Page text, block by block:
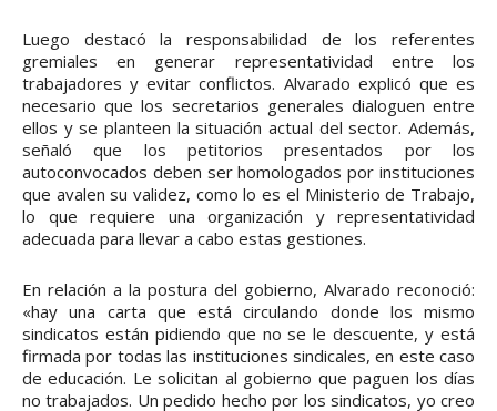
Luego destacó la responsabilidad de los referentes
gremiales en generar representatividad entre los
trabajadores y evitar conflictos. Alvarado explicó que es
necesario que los secretarios generales dialoguen entre
ellos y se planteen la situación actual del sector. Además,
señaló que los petitorios presentados por los
autoconvocados deben ser homologados por instituciones
que avalen su validez, como lo es el Ministerio de Trabajo,
lo que requiere una organización y representatividad
adecuada para llevar a cabo estas gestiones.
En relación a la postura del gobierno, Alvarado reconoció:
«hay una carta que está circulando donde los mismo
sindicatos están pidiendo que no se le descuente, y está
firmada por todas las instituciones sindicales, en este caso
de educación. Le solicitan al gobierno que paguen los días
no trabajados. Un pedido hecho por los sindicatos, yo creo